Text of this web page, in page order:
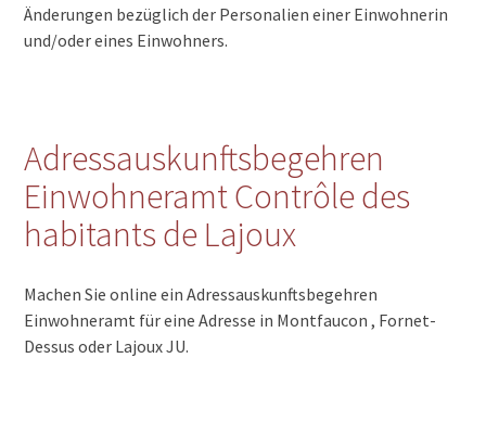
Änderungen bezüglich der Personalien einer Einwohnerin
und/oder eines Einwohners.
Adressauskunftsbegehren
Einwohneramt Contrôle des
habitants de Lajoux
Machen Sie online ein Adressauskunftsbegehren
Einwohneramt für eine Adresse in Montfaucon , Fornet-
Dessus oder Lajoux JU.